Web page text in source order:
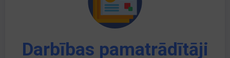
Darbības pamatrādītāji